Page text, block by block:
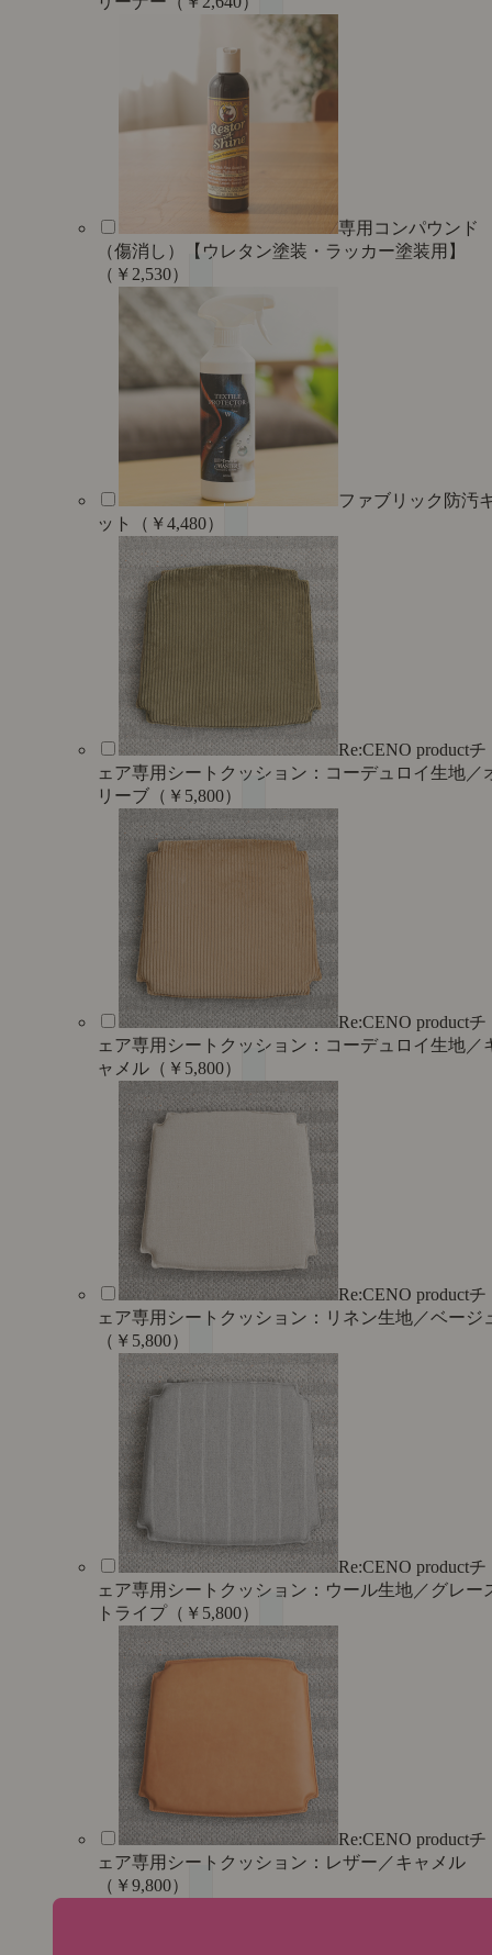
専用コンパウンド
（傷消し）【ウレタン塗装・ラッカー塗装用】
（￥2,530）
ファブリック防汚
ット（￥4,480）
Re:CENO productチ
ェア専用シートクッション：コーデュロイ生地／
リーブ（￥5,800）
Re:CENO productチ
ェア専用シートクッション：コーデュロイ生地／
ャメル（￥5,800）
Re:CENO productチ
ェア専用シートクッション：リネン生地／ベージ
（￥5,800）
Re:CENO productチ
ェア専用シートクッション：ウール生地／グレー
トライプ（￥5,800）
Re:CENO productチ
ェア専用シートクッション：レザー／キャメル
（￥9,800）